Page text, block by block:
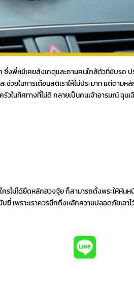
งพี่หมีเคยสังเกตุและถามคนใกล้ตัวที่ขับรถ ป
ะช่วยในการเตือนสติเราให้ไม่ประมาท แต่ตาม
วในทิศทางที่ไม่ดี กลายเป็นคนเจ้าอารมณ์ ฉุนเ
ไม่ได้ยึดหลักฮวงจุ้ย ก็สามารถตั้งพระให้หันหน้
เพราะเราควรนึกถึงหลักความปลอดภัยเอาไ